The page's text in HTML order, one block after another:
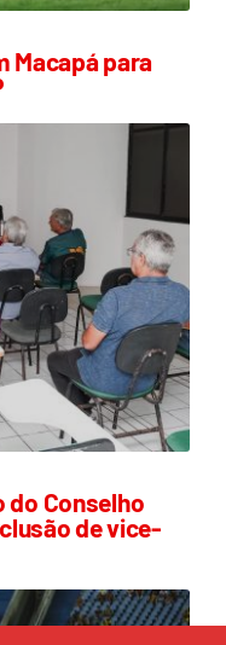
Macapá para
do Conselho
de vice-